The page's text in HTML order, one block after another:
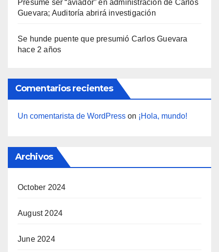
Presume ser “aviador” en administración de Carlos
Guevara; Auditoría abrirá investigación
Se hunde puente que presumió Carlos Guevara
hace 2 años
Comentarios recientes
Un comentarista de WordPress on ¡Hola, mundo!
Archivos
October 2024
August 2024
June 2024